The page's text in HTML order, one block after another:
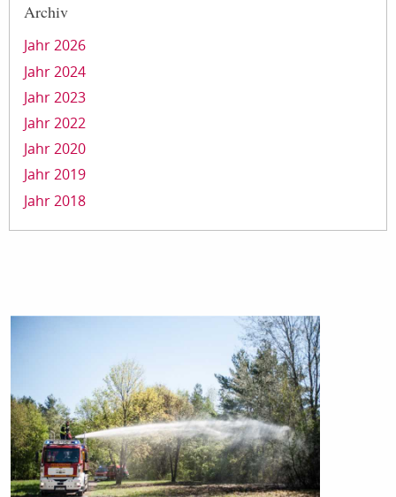
Archiv
Jahr 2026
Jahr 2024
Jahr 2023
Jahr 2022
Jahr 2020
Jahr 2019
Jahr 2018